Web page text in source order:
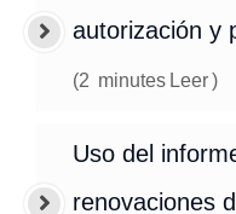
autorización y
(2 minutes Leer)
Uso del
renovaciones